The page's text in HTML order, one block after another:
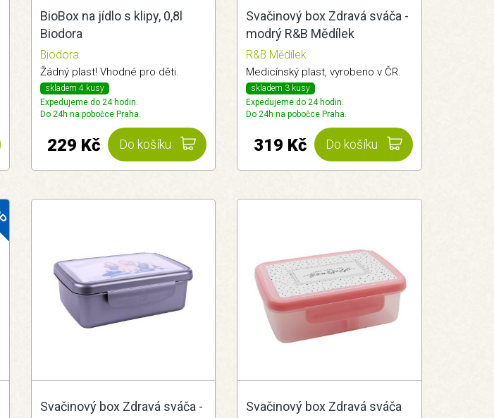
BioBox na jídlo s klipy, 0,8l
Biodora
Biodora
Žádný plast! Vhodné pro děti.
skladem 4 kusy
Expedujeme do 24 hodin.
Do 24h na pobočce Praha.
Do košíku
229 Kč
Svačinový box Zdravá sváča -
modrý R&B Mědílek
R&B Mědílek
Medicínský plast, vyrobeno v ČR.
skladem 3 kusy
Expedujeme do 24 hodin.
Do 24h na pobočce Praha.
Do košíku
319 Kč
Svačinový box Zdravá sváča -
Svačinový box Zdravá sváča